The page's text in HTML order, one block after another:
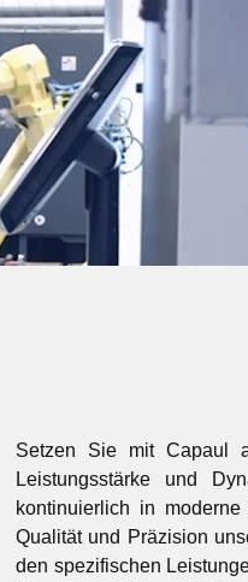
Setzen Sie mit Capaul
Leistungsstärke und
kontinuierlich in
Qualität und Präzision
den spezifischen